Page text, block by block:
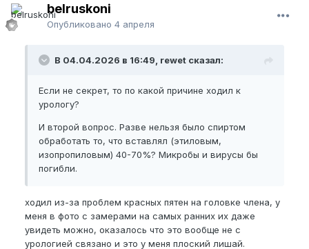
belruskoni
Опубликовано 4 апреля
В 04.04.2026 в 16:49, rewet сказал:
Если не секрет, то по какой причине ходил к
урологу?
И второй вопрос. Разве нельзя было спиртом
обработать то, что вставлял (этиловым,
изопропиловым) 40-70%? Микробы и вирусы бы
погибли.
ходил из-за проблем красных пятен на головке члена, у
меня в фото с замерами на самых ранних их даже
увидеть можно, оказалось что это вообще не с
урологией связано и это у меня плоский лишай.